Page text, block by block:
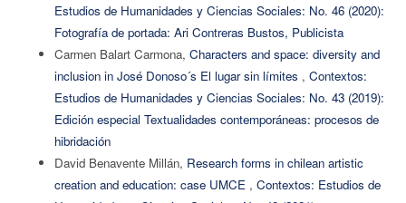
Estudios de Humanidades y Ciencias Sociales: No. 46 (2020):
Fotografía de portada: Ari Contreras Bustos, Publicista
Carmen Balart Carmona, Characters and space: diversity and
inclusion in José Donoso´s El lugar sin límites , Contextos:
Estudios de Humanidades y Ciencias Sociales: No. 43 (2019):
Edición especial Textualidades contemporáneas: procesos de
hibridación
David Benavente Millán, Research forms in chilean artistic
creation and education: case UMCE , Contextos: Estudios de